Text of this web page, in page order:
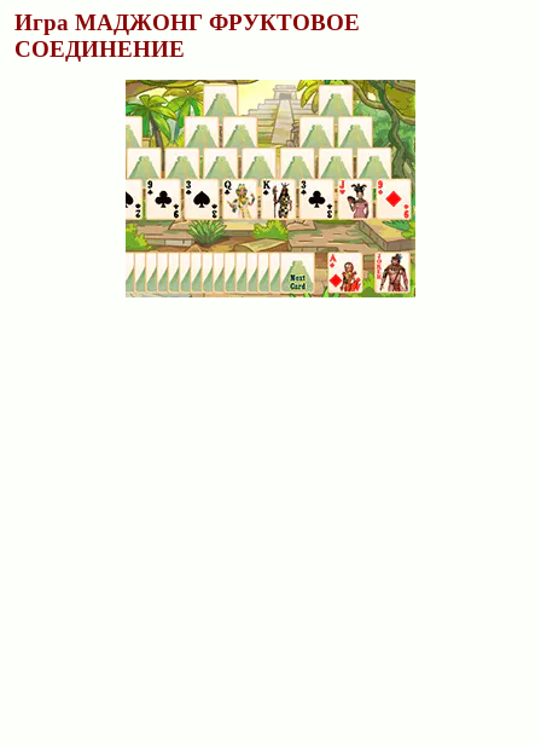
Игра МАДЖОНГ ФРУКТОВОЕ
СОЕДИНЕНИЕ